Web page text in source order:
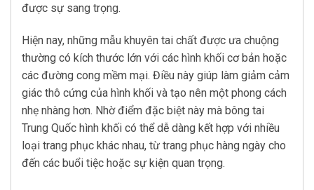
được sự sang trọng.
Hiện nay, những mẫu khuyên tai chất được ưa chuộng
thường có kích thước lớn với các hình khối cơ bản hoặc
các đường cong mềm mại. Điều này giúp làm giảm cảm
giác thô cứng của hình khối và tạo nên một phong cách
nhẹ nhàng hơn. Nhờ điểm đặc biệt này mà bông tai
Trung Quốc hình khối có thể dễ dàng kết hợp với nhiều
loại trang phục khác nhau, từ trang phục hàng ngày cho
đến các buổi tiệc hoặc sự kiện quan trọng.